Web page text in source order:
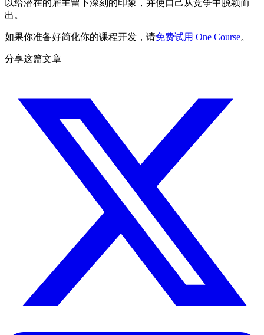
以给潜在的雇主留下深刻的印象，并使自己从竞争中脱颖而
出。
如果你准备好简化你的课程开发，请免费试用 One Course。
分享这篇文章